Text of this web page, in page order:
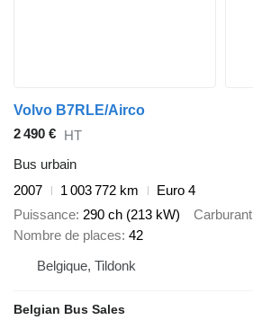
Volvo B7RLE/Airco
2 490 € HT
Bus urbain
2007
1 003 772 km
Euro 4
Puissance 290 ch (213 kW) Carburant
Nombre de places 42
Belgique, Tildonk
Belgian Bus Sales